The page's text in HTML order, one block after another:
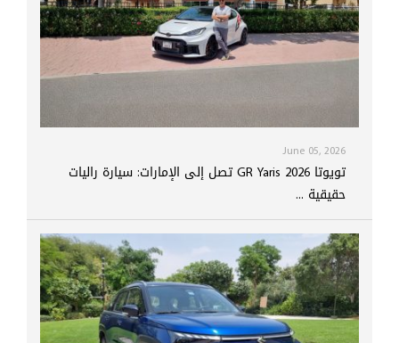
June 05, 2026
تويوتا GR Yaris 2026 تصل إلى الإمارات: سيارة راليات
حقيقية ...